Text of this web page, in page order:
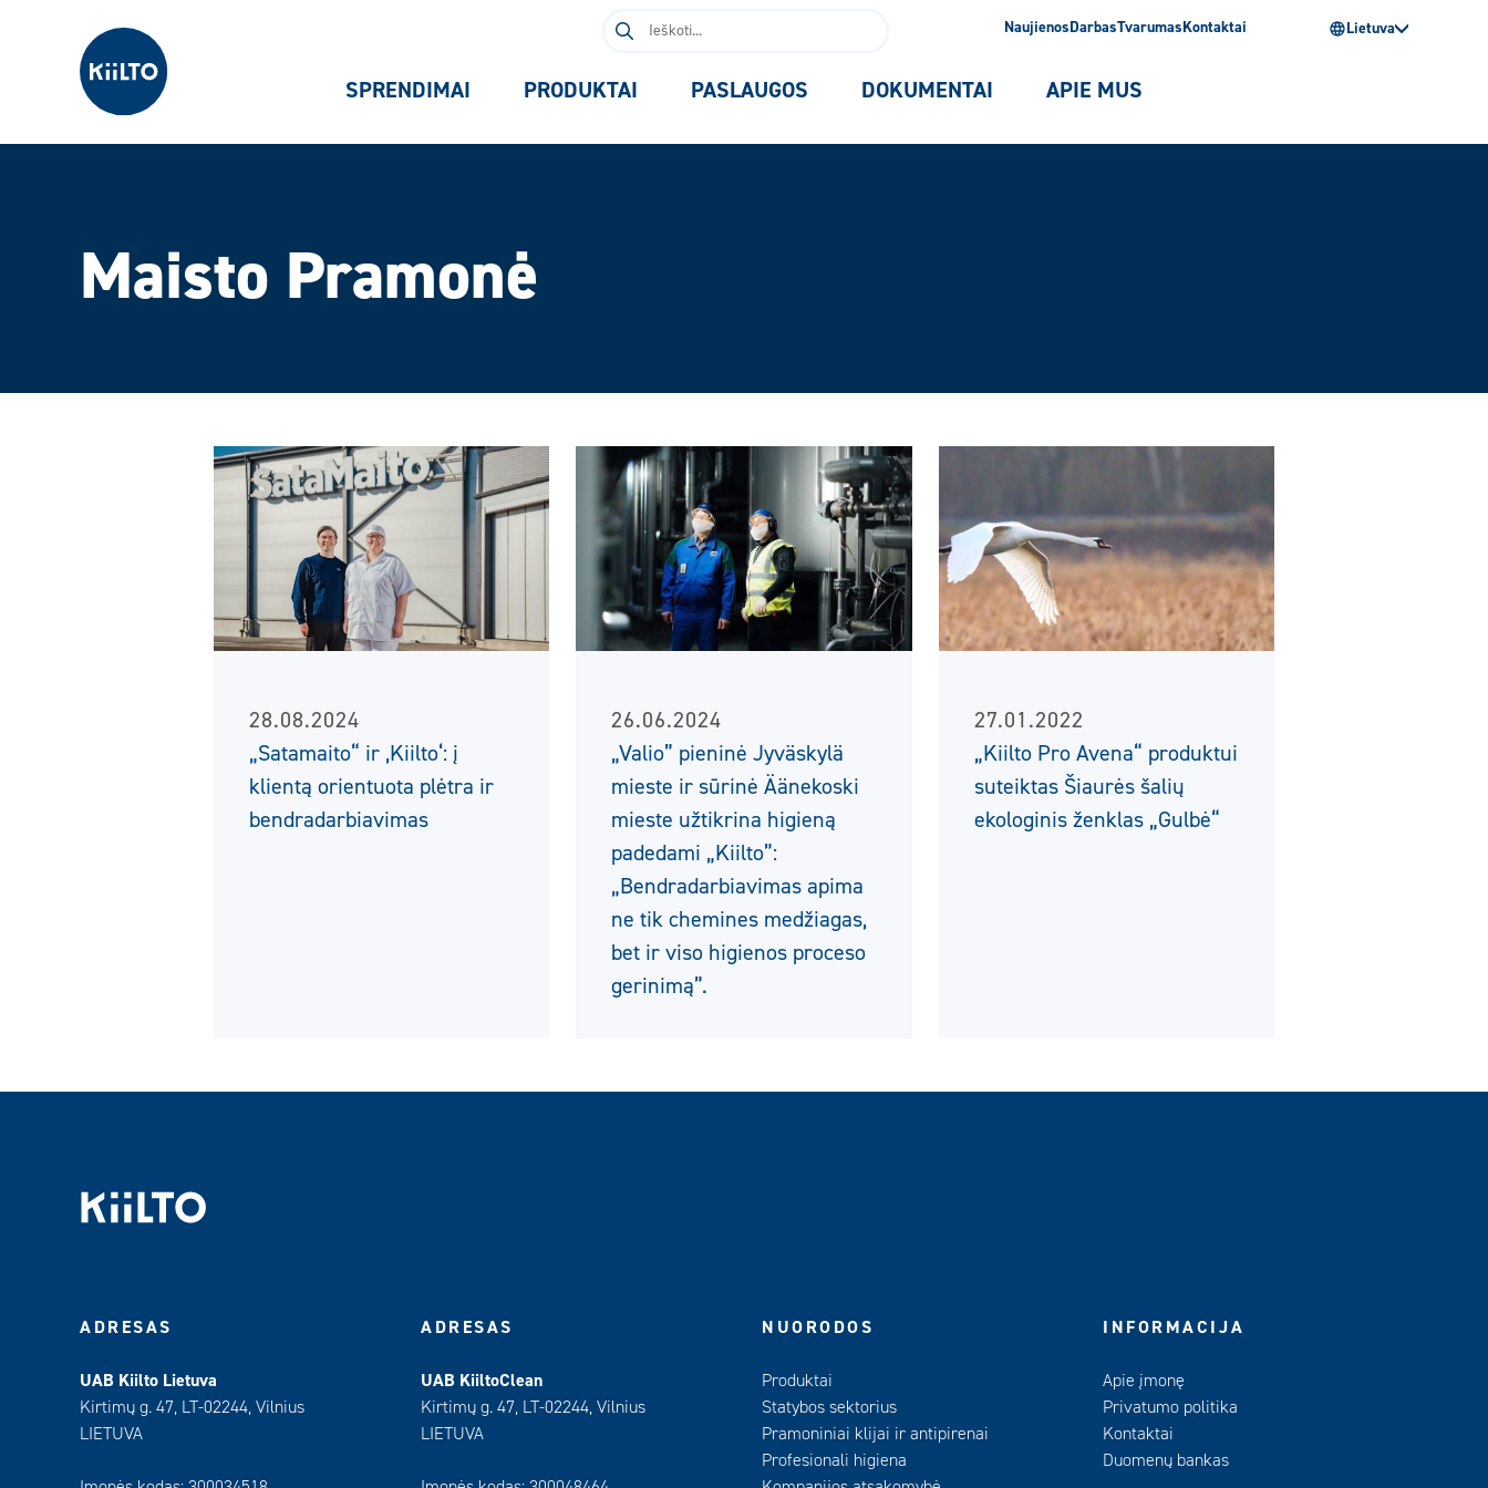
Kiilto Lietuva Ieškoti: NaujienosDarbasTvarumasKontaktai Lietuva
SPRENDIMAI PRODUKTAI PASLAUGOS DOKUMENTAI APIE MUS
Maisto Pramonė
28.08.2024
„Satamaito“ ir ‚Kiilto‘: į
klientą orientuota plėtra ir
bendradarbiavimas
26.06.2024
„Valio” pieninė Jyväskylä
mieste ir sūrinė Äänekoski
mieste užtikrina higieną
padedami „Kiilto”:
„Bendradarbiavimas apima
ne tik chemines medžiagas,
bet ir viso higienos proceso
gerinimą”.
27.01.2022
„Kiilto Pro Avena“ produktui
suteiktas Šiaurės šalių
ekologinis ženklas „Gulbė“
ADRESAS
UAB Kiilto Lietuva
Kirtimų g. 47, LT-02244, Vilnius
LIETUVA
ADRESAS
UAB KiiltoClean
Kirtimų g. 47, LT-02244, Vilnius
LIETUVA
NUORODOS
Produktai
Statybos sektorius
Pramoniniai klijai ir antipirenai
Profesionali higiena
INFORMACIJA
Apie įmonę
Privatumo politika
Kontaktai
Duomenų bankas